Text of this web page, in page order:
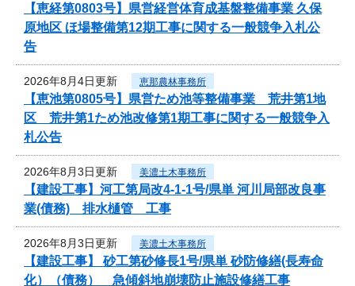
【恵経第0803号】県営経営体育成基盤整備事業 久保
原地区 ほ場整備第12期工事に関する一般競争入札公
告
2026年8月4日更新 恵那農林事務所
【恵池第0805号】県営ため池等整備事業 荒井第1地
区 荒井第1ため池改修第1期工事に関する一般競争入
札公告
2026年8月3日更新 美濃土木事務所
【建設工事】河工第局改4-1-1号/県単 河川局部改良事
業(債務) 排水樋管 工事
2026年8月3日更新 美濃土木事務所
【建設工事】 砂工第砂修長1号/県単 砂防修繕(長寿命
化）（債務） 急傾斜地崩壊防止施設修繕工事